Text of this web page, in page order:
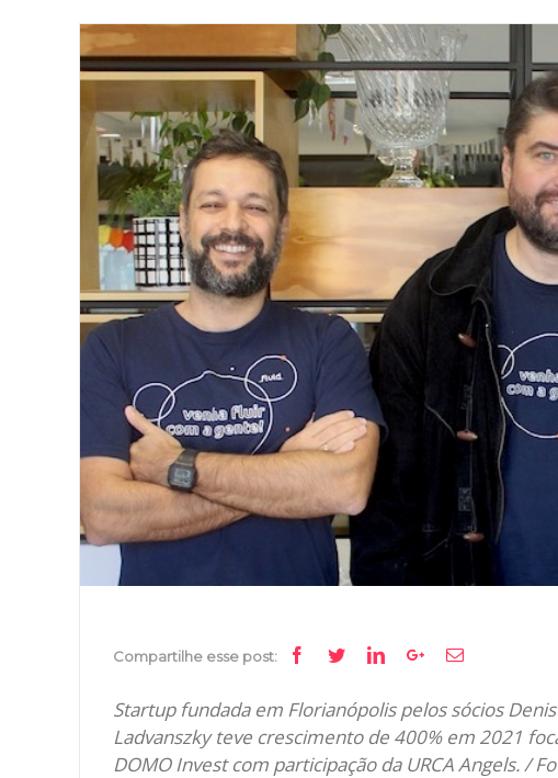
View
Larger
Image
Compartilhe esse post: Facebook
TwitterLinkedinGoogle+Email
Startup fundada em Florianópolis pelos sócios
Ladvanszky teve crescimento de 400% em 2021
DOMO Invest com participação da URCA Angels. /